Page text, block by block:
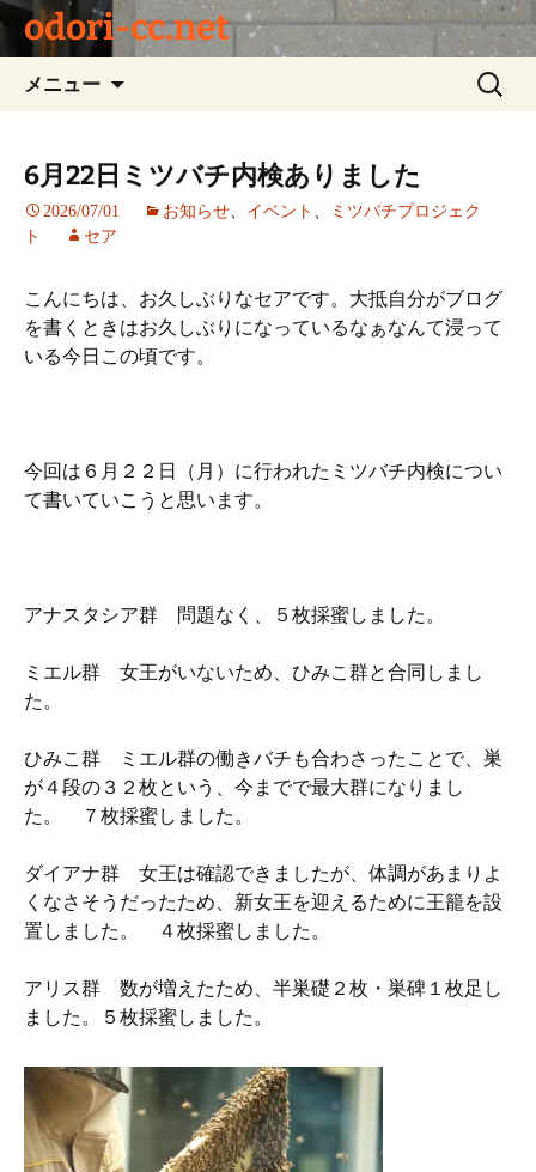
odori-cc.net
メニュー
ツ
ッ
プ
検
索:
6月22日ミツバチ内検ありました
2026/07/01 お知らせ、 イベント 、
ミツバチプロジェク
ト
セア
こんにちは、お久しぶりなセアです。大抵自分がブログ
を書くときはお久しぶりになっているなぁなんて浸って
いる今日この頃です。
今回は６月２２日（月）に行われたミツバチ内検につい
て書いていこうと思います。
アナスタシア群 問題なく、５枚採蜜しました。
ミエル群 女王がいないため、ひみこ群と合同しまし
た。
ひみこ群 ミエル群の働きバチも合わさったことで、巣
が４段の３２枚という、今までで最大群になりまし
た。 ７枚採蜜しました。
ダイアナ群 女王は確認できましたが、体調があまりよ
くなさそうだったため、新女王を迎えるために王籠を設
置しました。 ４枚採蜜しました。
アリス群 数が増えたため、半巣礎２枚・巣碑１枚足し
ました。５枚採蜜しました。